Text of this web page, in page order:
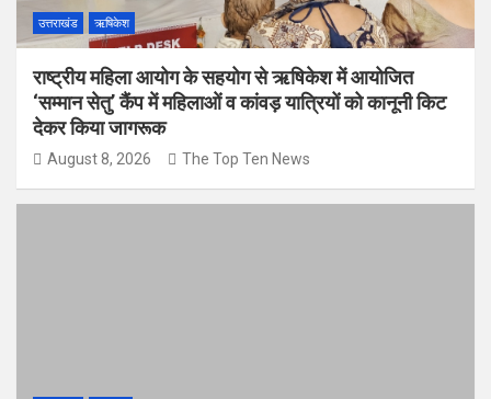
उत्तराखंड ऋषिकेश
राष्ट्रीय महिला आयोग के सहयोग से ऋषिकेश में आयोजित
‘सम्मान सेतु’ कैंप में महिलाओं व कांवड़ यात्रियों को कानूनी किट
देकर किया जागरूक
August 8, 2026 The Top Ten News